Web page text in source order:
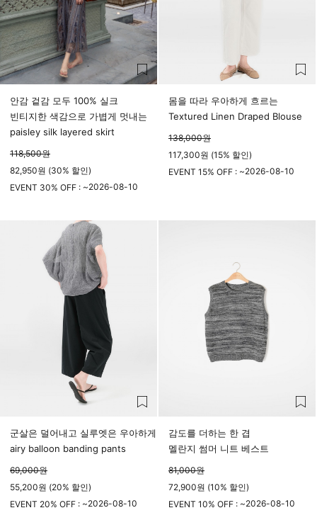
안감 겉감 모두 100% 실크
빈티지한 색감으로 가볍게 멋내는
paisley silk layered skirt
118,500원
82,950원 (30% 할인)
EVENT 30% OFF : ~2026-08-10
몸을 따라 우아하게 흐르는
Textured Linen Draped Blouse
138,000원
117,300원 (15% 할인)
EVENT 15% OFF : ~2026-08-10
군살은 덜어내고 실루엣은 우아하게
airy balloon banding pants
69,000원
55,200원 (20% 할인)
EVENT 20% OFF : ~2026-08-10
감도를 더하는 한 겹
멜란지 썸머 니트 베스트
81,000원
72,900원 (10% 할인)
EVENT 10% OFF : ~2026-08-10